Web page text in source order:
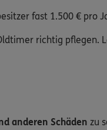
fast 1.500 €
richtig
anderen Schäden zu